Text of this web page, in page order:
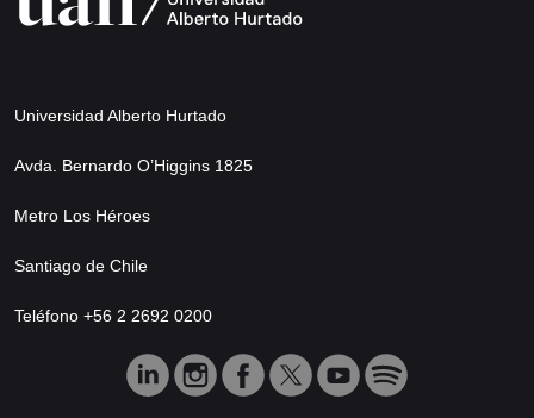
Universidad Alberto Hurtado
Avda. Bernardo O’Higgins 1825
Metro Los Héroes
Santiago de Chile
Teléfono +56 2 2692 0200